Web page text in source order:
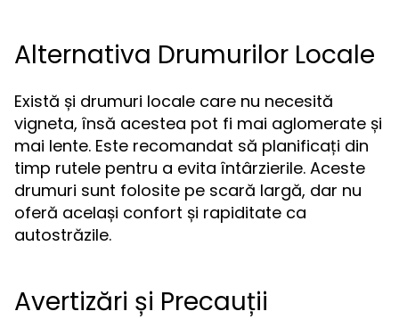
Alternativa Drumurilor Locale
Există și drumuri locale care nu necesită
vigneta, însă acestea pot fi mai aglomerate și
mai lente. Este recomandat să planificați din
timp rutele pentru a evita întârzierile. Aceste
drumuri sunt folosite pe scară largă, dar nu
oferă același confort și rapiditate ca
autostrăzile.
Avertizări și Precauții